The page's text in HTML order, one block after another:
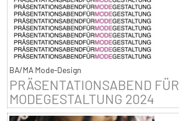
BA/MA Mode-Design
PRÄSENTATIONSABEND FÜR
MODEGESTALTUNG 2024